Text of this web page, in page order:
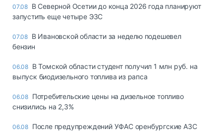
07.08 В Северной Осетии до конца 2026 года планируют
запустить еще четыре ЭЗС
07.08 В Ивановской области за неделю подешевел
бензин
06.08 В Томской области студент получил 1 млн руб. на
выпуск биодизельного топлива из рапса
06.08 Потребительские цены на дизельное топливо
снизились на 2,3%
06.08 После предупреждений УФАС оренбургские АЗС